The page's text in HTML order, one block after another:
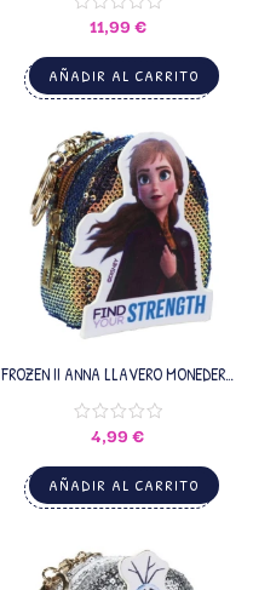
11,99€
AÑADIR AL CARRITO
FROZEN II ANNA LLAVERO MONEDERO
4,99€
AÑADIR AL CARRITO